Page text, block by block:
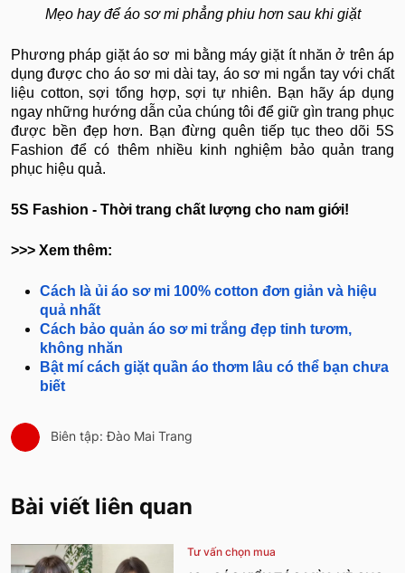
Mẹo hay để áo sơ mi phẳng phiu hơn sau khi giặt
Phương pháp giặt áo sơ mi bằng máy giặt ít nhăn ở trên áp
dụng được cho áo sơ mi dài tay, áo sơ mi ngắn tay với chất
liệu cotton, sợi tổng hợp, sợi tự nhiên. Bạn hãy áp dụng
ngay những hướng dẫn của chúng tôi để giữ gìn trang phục
được bền đẹp hơn. Bạn đừng quên tiếp tục theo dõi 5S
Fashion để có thêm nhiều kinh nghiệm bảo quản trang
phục hiệu quả.
5S Fashion - Thời trang chất lượng cho nam giới!
>>> Xem thêm:
Cách là ủi áo sơ mi 100% cotton đơn giản và hiệu
quả nhất
Cách bảo quản áo sơ mi trắng đẹp tinh tươm,
không nhăn
Bật mí cách giặt quần áo thơm lâu có thể bạn chưa
biết
Biên tập: Đào Mai Trang
Bài viết liên quan
Tư vấn chọn mua